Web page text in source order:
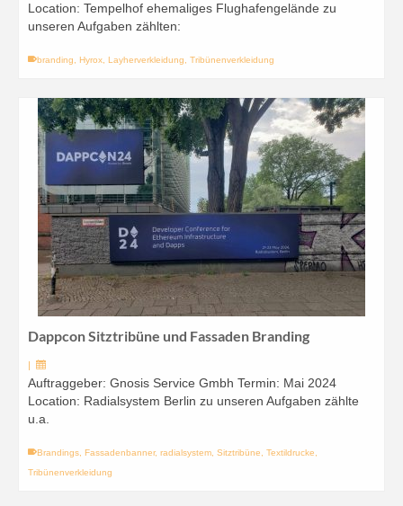
Location: Tempelhof ehemaliges Flughafengelände zu
unseren Aufgaben zählten:
branding Hyrox Layherverkleidung Tribünenverkleidung
Dappcon Sitztribüne und Fassaden Branding
|
Auftraggeber: Gnosis Service Gmbh Termin: Mai 2024
Location: Radialsystem Berlin zu unseren Aufgaben zählte
u.a.
Brandings Fassadenbanner, radialsystem Sitztribüne Textildrucke
Tribünenverkleidung